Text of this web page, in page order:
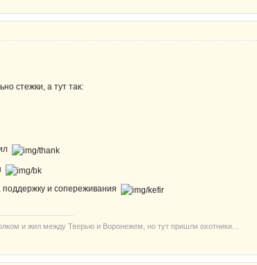
стежки, а тут так:
поддержку и сопереживания
и жил между Тверью и Воронежем, но тут пришли охотники...